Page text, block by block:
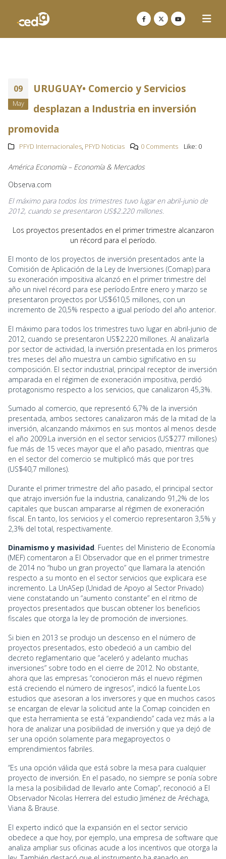
09
May
URUGUAY• Comercio y Servicios
desplazan a Industria en inversión
promovida
PFYD Internacionales, PFYD Noticias 0 Comments Like: 0
América Economía – Economía & Mercados
Observa.com
El máximo para todos los trimestres tuvo lugar en abril-junio de
2012, cuando se presentaron US$2.220 millones.
Los proyectos presentados en el primer trimestre alcanzaron
un récord para el período.
El monto de los proyectos de inversión presentados ante la
Comisión de Aplicación de la Ley de Inversiones (Comap) para
su exoneración impositiva alcanzó en el primer trimestre del
año un nivel récord para ese período.Entre enero y marzo se
presentaron proyectos por US$610,5 millones, con un
incremento de 20,5% respecto a igual período del año anterior.
El máximo para todos los trimestres tuvo lugar en abril-junio de
2012, cuando se presentaron US$2.220 millones. Al analizarla
por sector de actividad, la inversión presentada en los primeros
tres meses del año muestra un cambio significativo en su
composición. El sector industrial, principal receptor de inversión
amparada en el régimen de exoneración impositiva, perdió
protagonismo respecto a los servicios, que canalizaron 45,3%.
Sumado al comercio, que representó 6,7% de la inversión
presentada, ambos sectores canalizaron más de la mitad de la
inversión, alcanzando máximos en sus montos al menos desde
el año 2009.La inversión en el sector servicios (US$277 millones)
fue más de 15 veces mayor que el año pasado, mientras que
en el sector del comercio se multiplicó más que por tres
(US$40,7 millones).
Durante el primer trimestre del año pasado, el principal sector
que atrajo inversión fue la industria, canalizando 91,2% de los
capitales que buscan ampararse al régimen de exoneración
fiscal. En tanto, los servicios y el comercio representaron 3,5% y
2,3% del total, respectivamente.
Dinamismo y masividad. Fuentes del Ministerio de Economía
(MEF) comentaron a El Observador que en el primer trimestre
de 2014 no “hubo un gran proyecto” que llamara la atención
respecto a su monto en el sector servicios que explicara ese
incremento. La UnASep (Unidad de Apoyo al Sector Privado)
viene constatando un “aumento constante” en el ritmo de
proyectos presentados que buscan obtener los beneficios
fiscales que otorga la ley de promoción de inversiones.
Si bien en 2013 se produjo un descenso en el número de
proyectos presentados, esto obedeció a un cambio del
decreto reglamentario que “aceleró y adelanto muchas
inversiones” sobre todo en el cierre de 2012. No obstante,
ahora que las empresas “conocieron más el nuevo régimen
está creciendo el número de ingresos”, indicó la fuente.Los
estudios que asesoran a los inversores y que en muchos casos
se encargan de elevar la solicitud ante la Comap coinciden en
que esta herramienta se está “expandiendo” cada vez más a la
hora de analizar una posibilidad de inversión y que ya dejó de
ser una opción solamente para megaproyectos o
emprendimientos fabriles.
“Es una opción válida que está sobre la mesa para cualquier
proyecto de inversión. En el pasado, no siempre se ponía sobre
la mesa la posibilidad de llevarlo ante Comap”, reconoció a El
Observador Nicolas Herrera del estudio Jiménez de Aréchaga,
Viana & Brause.
El experto indicó que la expansión en el sector servicio
obedece a que hoy, por ejemplo, una empresa de software que
analiza ampliar sus oficinas acude a los incentivos que otorga la